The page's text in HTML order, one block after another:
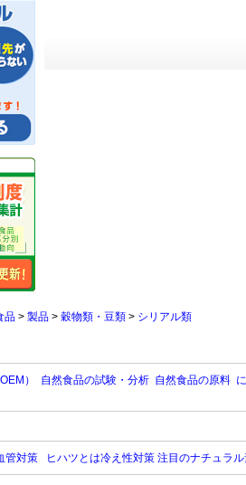
品 > 製品 > 穀物類・豆類 > シリアル類
） 自然食品の試験・分析 自然食品の原料
管対策 ヒハツとは冷え性対策 注目のナチュラ